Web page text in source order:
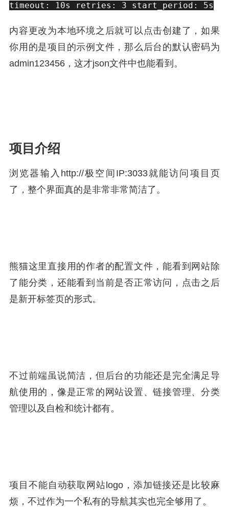
timeout: 10s retries: 3 start_period: 5s
内容更改为本地环境之后就可以点击创建了，如果
你用的是项目的示例文件，那么后台的默认密码为
admin123456，这才json文件中也能看到。
项目介绍
浏览器输入http://极空间IP:3033就能访问项目页
了，整个界面真的是非常非常简洁了。
熊猫这里直接用的作者的配置文件，能看到网站除
了能分类，还能看到当前是否正常访问，点击之后
是新开标签页的形式。
不过前端虽说简洁，但后台的功能还是完全满足导
航使用的，像是正常的网站设置、链接管理、分类
管理以及自检和统计都有。
项目不能自动获取网站logo，添加链接还是比较麻
烦，不过作为一个私有的导航其实也完全够用了。